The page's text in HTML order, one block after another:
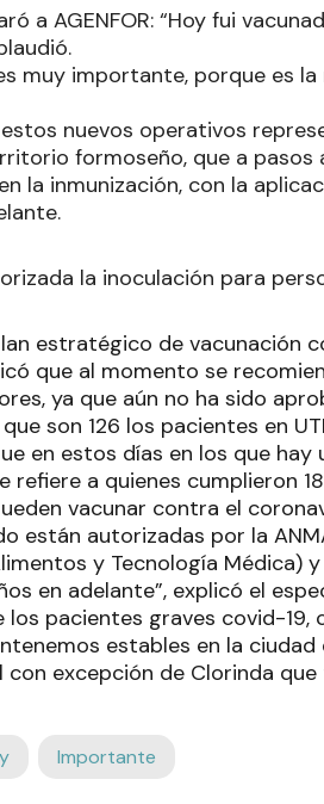
a AGENFOR: “Hoy fui
muy importante, porque es
nuevos operativos
formoseño, que a
la inmunización, con la
la inoculación para
estratégico de vacunación
que al momento se
ya que aún no ha sido
son 126 los pacientes en
en estos días en los que
refiere a quienes cumplieron
vacunar contra el
están autorizadas por la
y Tecnología Médica)
en adelante”, explicó el
los pacientes graves covid-
estables en la
excepción de Clorinda
Importante